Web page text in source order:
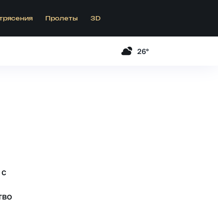
Пролеты 3D
26°